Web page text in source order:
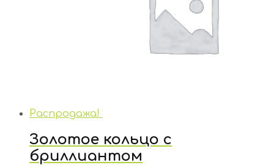
Распродажа!
Золотое кольцо с
бриллиантом